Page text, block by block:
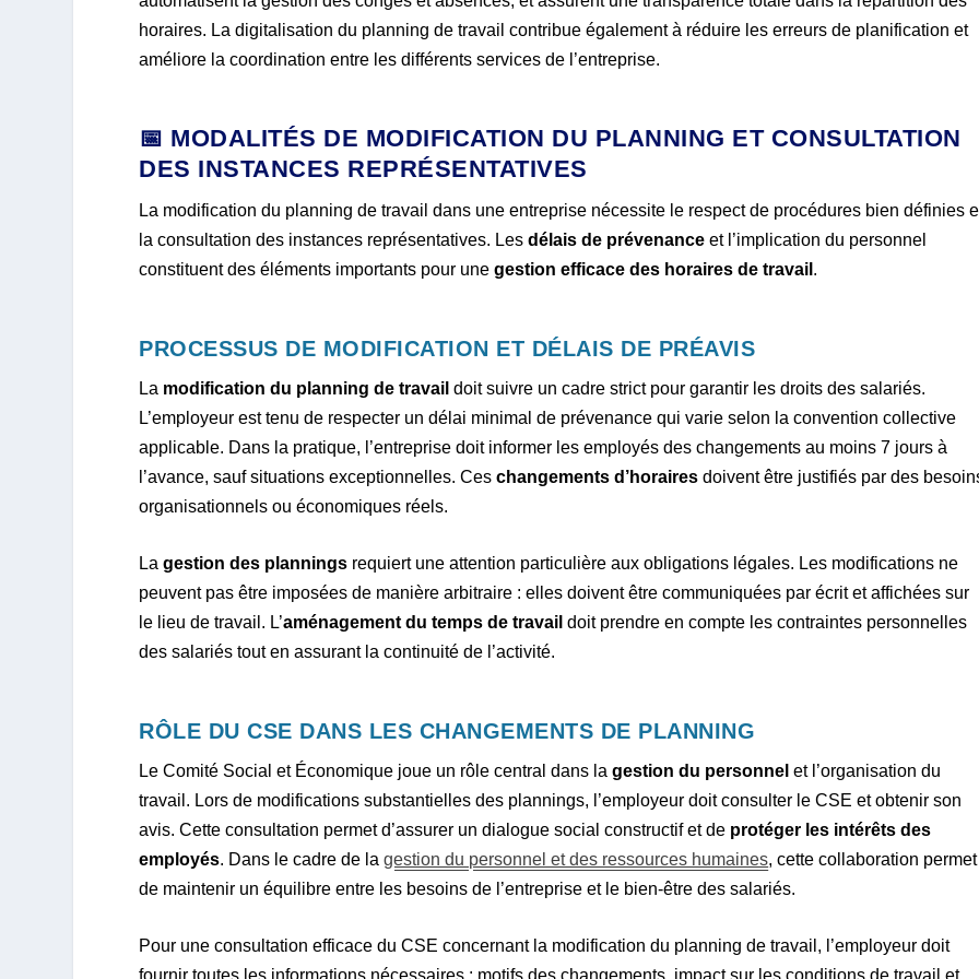
horaires. La digitalisation du planning de travail contribue également à réduire les erreurs de planification et
améliore la coordination entre les différents services de l’entreprise.
📅 MODALITÉS DE MODIFICATION DU PLANNING ET CONSULTATION
DES INSTANCES REPRÉSENTATIVES
La modification du planning de travail dans une entreprise nécessite le respect de procédures bien définies
la consultation des instances représentatives. Lesdélais de prévenance et l’implication du personnel
constituent des éléments importants pour unegestion efficace des horaires de travail .
PROCESSUS DE MODIFICATION ET DÉLAIS DE PRÉAVIS
La modification du planning de travail doit suivre un cadre strict pour garantir les droits des salariés.
L’employeur est tenu de respecter un délai minimal de prévenance qui varie selon la convention collective
applicable. Dans la pratique, l’entreprise doit informer les employés des changements au moins 7 jours à
l’avance, sauf situations exceptionnelles. Ceschangements d’horaires doivent être justifiés par des
organisationnels ou économiques réels.
Lagestion des plannings requiert une attention particulière aux obligations légales. Les modifications ne
peuvent pas être imposées de manière arbitraire : elles doivent être communiquées par écrit et affichées sur
le lieu de travail. L’aménagement du temps de travail doit prendre en compte les contraintes personnelles
des salariés tout en assurant la continuité de l’activité.
RÔLE DU CSE DANS LES CHANGEMENTS DE PLANNING
Le Comité Social et Économique joue un rôle central dans lagestion du personnel et l’organisation du
travail. Lors de modifications substantielles des plannings, l’employeur doit consulter le CSE et obtenir son
avis. Cette consultation permet d’assurer un dialogue social constructif et de protéger les intérêts des
employés. Dans le cadre de lagestion du personnel et des ressources humaines, cette collaboration permet
de maintenir un équilibre entre les besoins de l’entreprise et le bien-être des salariés.
Pour une consultation efficace du CSE concernant la modification du planning de travail, l’employeur doit